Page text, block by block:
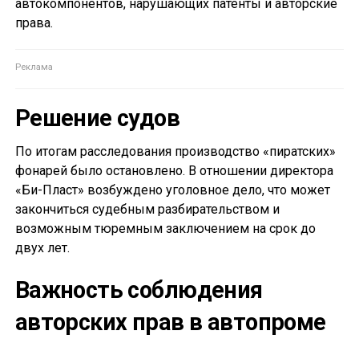
автокомпонентов, нарушающих патенты и авторские
права.
Решение судов
По итогам расследования производство «пиратских»
фонарей было остановлено. В отношении директора
«Би-Пласт» возбуждено уголовное дело, что может
закончиться судебным разбирательством и
возможным тюремным заключением на срок до
двух лет.
Важность соблюдения
авторских прав в автопроме